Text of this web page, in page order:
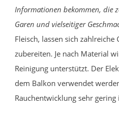
Informationen bekommen, die
Garen und vielseitiger
Fleisch, lassen sich zahlreiche
zubereiten. Je nach Material
Reinigung unterstützt. Der
dem Balkon verwendet
Rauchentwicklung sehr gering